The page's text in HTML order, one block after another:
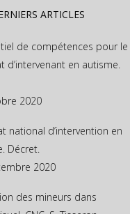
ARTICLES
de compétences pour le
d’intervenant en autisme.
2020
national d’intervention en
Décret.
2020
des mineurs dans